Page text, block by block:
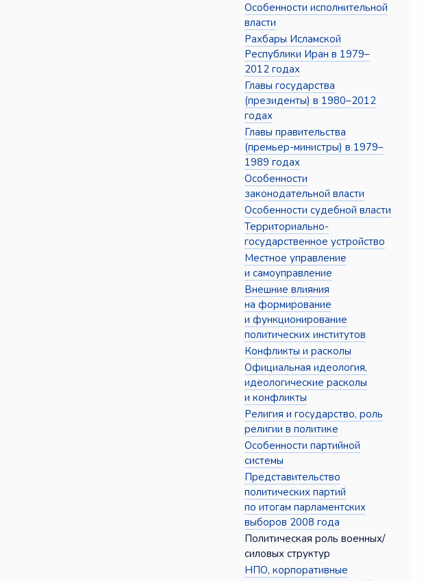
Особенности исполнительной
власти
Рахбары Исламской
Республики Иран в 1979–
2012 годах
Главы государства
(президенты) в 1980–2012
годах
Главы правительства
(премьер-министры) в 1979–
1989 годах
Особенности
законодательной власти
Особенности судебной власти
Территориально-
государственное устройство
Местное управление
и самоуправление
Внешние влияния
на формирование
и функционирование
политических институтов
Конфликты и расколы
Официальная идеология,
идеологические расколы
и конфликты
Религия и государство, роль
религии в политике
Особенности партийной
системы
Представительство
политических партий
по итогам парламентских
выборов 2008 года
Политическая роль военных/
силовых структур
НПО, корпоративные